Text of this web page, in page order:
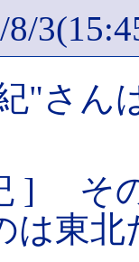
8/
"さん
] そ
は東北